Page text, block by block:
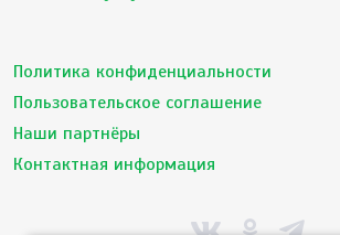
Политика конфиденциальности
Пользовательское соглашение
Наши партнёры
Контактная информация